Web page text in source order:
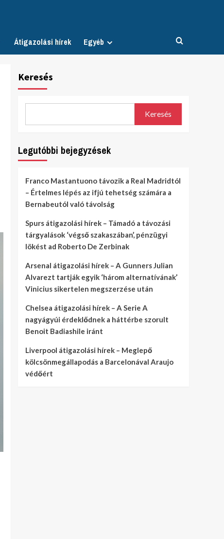
Átigazolási hírek Egyéb
Keresés
Keresés
Legutóbbi bejegyzések
Franco Mastantuono távozik a Real Madridtól
– Értelmes lépés az ifjú tehetség számára a
Bernabeutól való távolság
Spurs átigazolási hírek – Támadó a távozási
tárgyalások ‘végső szakaszában’, pénzügyi
lökést ad Roberto De Zerbinak
Arsenal átigazolási hírek – A Gunners Julian
Alvarezt tartják egyik ‘három alternatívának’
Vinicius sikertelen megszerzése után
Chelsea átigazolási hírek – A Serie A
nagyágyúi érdeklődnek a háttérbe szorult
Benoit Badiashile iránt
Liverpool átigazolási hírek – Meglepő
kölcsönmegállapodás a Barcelonával Araujo
védőért